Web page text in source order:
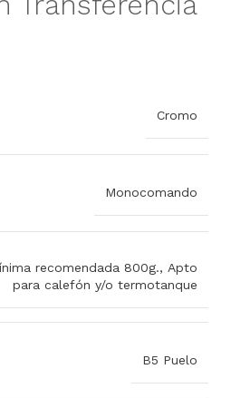
Cromo
Monocomando
recomendada 800g., Apto
para calefón y/o termotanque
B5 Puelo